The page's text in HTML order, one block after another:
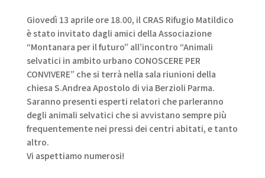
Giovedì 13 aprile ore 18.00, il CRAS Rifugio Matildico
è stato invitato dagli amici della Associazione
“Montanara per il futuro” all’incontro “Animali
selvatici in ambito urbano CONOSCERE PER
CONVIVERE” che si terrà nella sala riunioni della
chiesa S.Andrea Apostolo di via Berzioli Parma.
Saranno presenti esperti relatori che parleranno
degli animali selvatici che si avvistano sempre più
frequentemente nei pressi dei centri abitati, e tanto
altro.
Vi aspettiamo numerosi!